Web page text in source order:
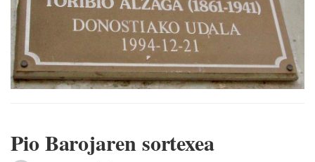
Pio Barojaren sortexea